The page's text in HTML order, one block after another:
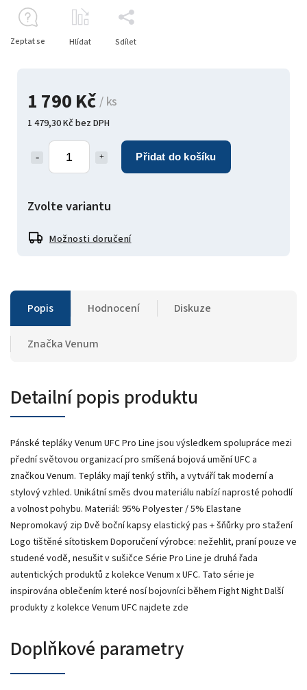
1 790 Kč/ ks
1 479,30 Kč bez DPH
Přidat do košíku
Zvolte variantu
Možnosti doručení
Zeptat se Hlídat Sdílet
Popis Hodnocení Diskuze
ZnačkaVenum
Detailní popis produktu
Pánské tepláky Venum UFC Pro Line jsou výsledkem spolupráce mezi
přední světovou organizací pro smíšená bojová umění UFC a
značkou Venum. Tepláky mají tenký střih, a vytváří tak moderní a
stylový vzhled. Unikátní směs dvou materiálu nabízí naprosté pohodlí
a volnost pohybu. Materiál: 95% Polyester / 5% Elastane
Nepromokavý zip Dvě boční kapsy elastický pas + šňůrky pro stažení
Logo tištěné sítotiskem Doporučení výrobce: nežehlit, praní pouze ve
studené vodě, nesušit v sušičce Série Pro Line je druhá řada
autentických produktů z kolekce Venum x UFC. Tato série je
inspirována oblečením které nosí bojovníci během Fight Night Další
produkty z kolekce Venum UFC najdete zde
Doplňkové parametry